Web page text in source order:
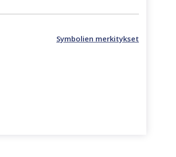
Symbolien merkitykset